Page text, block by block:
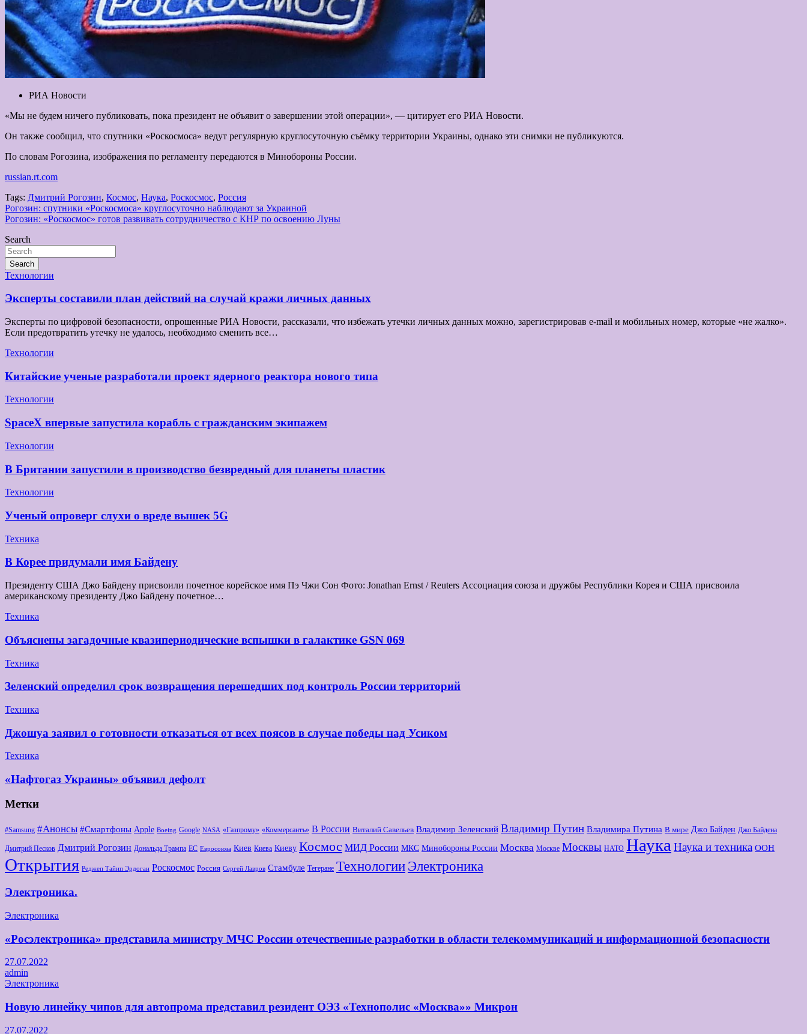
РИА Новости
«Мы не будем ничего публиковать, пока президент не объявит о завершении этой операции», — цитирует его РИА Новости.
Он также сообщил, что спутники «Роскосмоса» ведут регулярную круглосуточную съёмку территории Украины, однако эти снимки не публикуются.
По словам Рогозина, изображения по регламенту передаются в Минобороны России.
russian.rt.com
Tags: Дмитрий Рогозин, Космос, Наука, Роскосмос, Россия
Навигация
по
записям
Рогозин: спутники «Роскосмоса» круглосуточно наблюдают за Украиной
Рогозин: «Роскосмос» готов развивать сотрудничество с КНР по освоению Луны
Search
Search
Технологии
Эксперты составили план действий на случай кражи личных данных
Эксперты по цифровой безопасности, опрошенные РИА Новости, рассказали, что избежать утечки личных данных можно, зарегистрировав e-mail и мобильных номер, которые «не жалко».
Если предотвратить утечку не удалось, необходимо сменить все…
Технологии
Китайские ученые разработали проект ядерного реактора нового типа
Технологии
SpaceX впервые запустила корабль с гражданским экипажем
Технологии
В Британии запустили в производство безвредный для планеты пластик
Технологии
Ученый опроверг слухи о вреде вышек 5G
Техника
В Корее придумали имя Байдену
Президенту США Джо Байдену присвоили почетное корейское имя Пэ Чжи Сон Фото: Jonathan Ernst / Reuters Ассоциация союза и дружбы Республики Корея и США присвоила
американскому президенту Джо Байдену почетное…
Техника
Объяснены загадочные квазипериодические вспышки в галактике GSN 069
Техника
Зеленский определил срок возвращения перешедших под контроль России территорий
Техника
Джошуа заявил о готовности отказаться от всех поясов в случае победы над Усиком
Техника
«Нафтогаз Украины» объявил дефолт
Метки
#Samsung #Анонсы #Смартфоны Apple Boeing Google NASA «Газпрому» «Коммерсантъ» В России Виталий Савельев Владимир Зеленский Владимир Путин Владимира Путина В мире Джо Байден Джо Байдена
Дмитрий Песков Дмитрий Рогозин Дональда Трампа ЕС Евросоюза Киев Киева Киеву Космос МИД России МКС Минобороны России Москва Москве Москвы НАТО Наука Наука и техника ООН
Открытия Реджеп Тайип Эрдоган Роскосмос Россия Сергей Лавров Стамбуле Тегеране Технологии Электроника
Электроника.
Электроника
«Росэлектроника» представила министру МЧС России отечественные разработки в области телекоммуникаций и информационной безопасности
27.07.2022
admin
Электроника
Новую линейку чипов для автопрома представил резидент ОЭЗ «Технополис «Москва»» Микрон
27.07.2022